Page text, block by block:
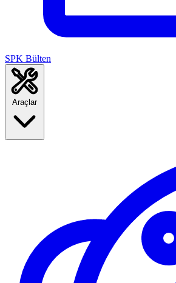
SPK Bülten
Araçlar